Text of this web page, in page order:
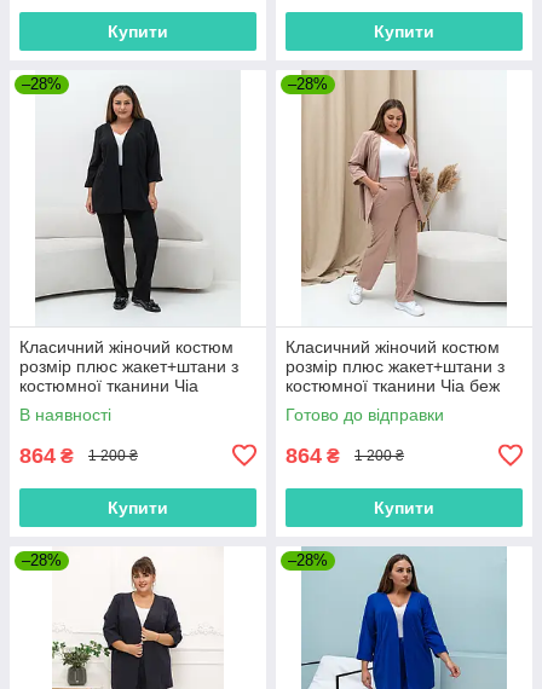
Купити Купити
–28%
Класичний жіночий костюм
розмір плюс жакет+штани з
костюмної тканини Чіа
черный (52-62)
В наявності
864 ₴ 1 200 ₴
Купити
–28%
Класичний жіночий костюм
розмір плюс жакет+штани з
костюмної тканини Чіа беж
(52-62)
Готово до відправки
864 ₴ 1 200 ₴
Купити
–28% –28%